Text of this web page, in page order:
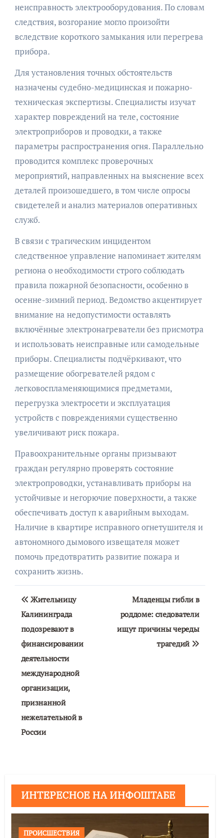
неисправность электрооборудования. По словам
следствия, возгорание могло произойти
вследствие короткого замыкания или перегрева
прибора.
Для установления точных обстоятельств
назначены судебно-медицинская и пожарно-
техническая экспертизы. Специалисты изучат
характер повреждений на теле, состояние
электроприборов и проводки, а также
параметры распространения огня. Параллельно
проводится комплекс проверочных
мероприятий, направленных на выяснение всех
деталей произошедшего, в том числе опросы
свидетелей и анализ материалов оперативных
служб.
В связи с трагическим инцидентом
следственное управление напоминает жителям
региона о необходимости строго соблюдать
правила пожарной безопасности, особенно в
осенне-зимний период. Ведомство акцентирует
внимание на недопустимости оставлять
включённые электронагреватели без присмотра
и использовать неисправные или самодельные
приборы. Специалисты подчёркивают, что
размещение обогревателей рядом с
легковоспламеняющимися предметами,
перегрузка электросети и эксплуатация
устройств с повреждениями существенно
увеличивают риск пожара.
Правоохранительные органы призывают
граждан регулярно проверять состояние
электропроводки, устанавливать приборы на
устойчивые и негорючие поверхности, а также
обеспечивать доступ к аварийным выходам.
Наличие в квартире исправного огнетушителя и
автономного дымового извещателя может
помочь предотвратить развитие пожара и
сохранить жизнь.
Навигация
по
записям
Жительницу
Калининграда
подозревают в
финансировании
деятельности
международной
организации,
признанной
нежелательной в
России
Младенцы гибли в
роддоме: следователи
ищут причины череды
трагедий
ИНТЕРЕСНОЕ НА ИНФОШТАБЕ
ПРОИСШЕСТВИЯ